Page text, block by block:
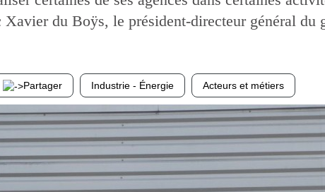
du Boÿs, le président-directeur général du
Partager Industrie - Énergie Acteurs et métiers